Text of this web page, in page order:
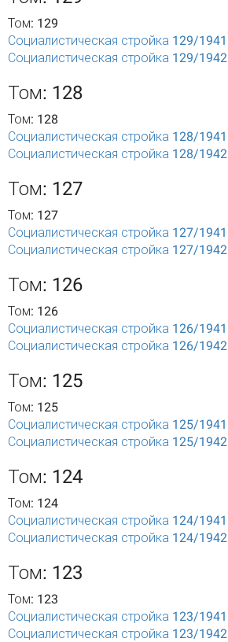
Том: 129
Социалистическая стройка 129/1941
Социалистическая стройка 129/1942
Том: 128
Том: 128
Социалистическая стройка 128/1941
Социалистическая стройка 128/1942
Том: 127
Том: 127
Социалистическая стройка 127/1941
Социалистическая стройка 127/1942
Том: 126
Том: 126
Социалистическая стройка 126/1941
Социалистическая стройка 126/1942
Том: 125
Том: 125
Социалистическая стройка 125/1941
Социалистическая стройка 125/1942
Том: 124
Том: 124
Социалистическая стройка 124/1941
Социалистическая стройка 124/1942
Том: 123
Том: 123
Социалистическая стройка 123/1941
Социалистическая стройка 123/1942